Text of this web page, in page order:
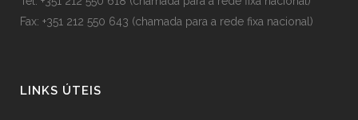
Fax: +351 212 550 643 (chamada para a rede fixa nacional)
LINKS ÚTEIS